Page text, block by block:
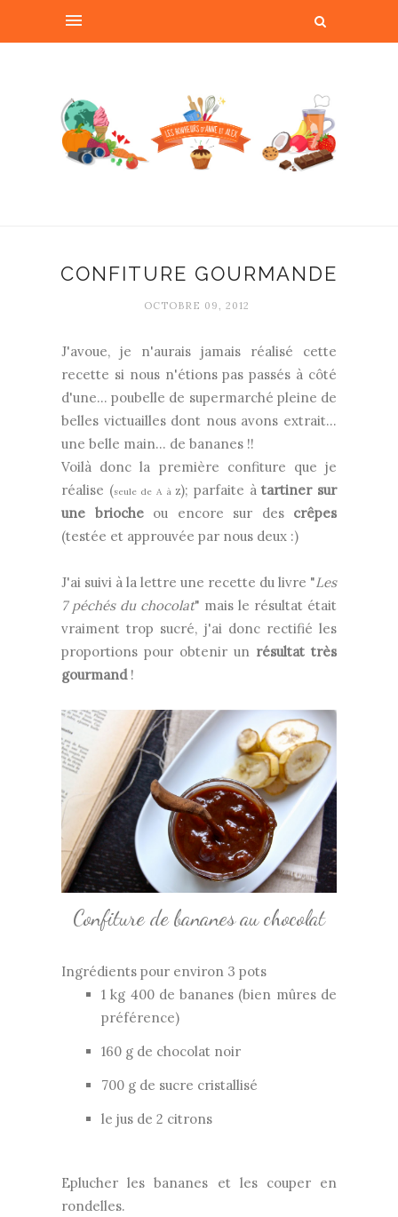
CONFITURE GOURMANDE
OCTOBRE 09, 2012
J'avoue, je n'aurais jamais réalisé cette
recette si nous n'étions pas passés à côté
d'une... poubelle de supermarché pleine de
belles victuailles dont nous avons extrait...
une belle main... de bananes !!
Voilà donc la première confiture que je
réalise (seule de A à Z); parfaite àtartiner sur
une briocheou encore sur des crêpes
(testée et approuvée par nous deux :)
J'ai suivi à la lettre une recette du livre "Les
7 péchés du chocolat" mais le résultat était
vraiment trop sucré, j'ai donc rectifié les
proportions pour obtenir un résultat très
gourmand!
Confiture de bananes au chocolat
Ingrédients pour environ 3 pots
1 kg 400 de bananes (bien mûres de
préférence)
160 g de chocolat noir
700 g de sucre cristallisé
le jus de 2 citrons
Eplucher les bananes et les couper en
rondelles.